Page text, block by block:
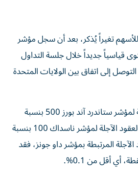
تغيراً يُذكر، بعد أن سجل مؤشر
قياسياً جديداً خلال جلسة التداول
إلى اتفاق بين الولايات المتحدة
انخفضت العقود الآجلة لمؤشر ستاندرد آند بورز 500 بنسبة
0.1%، بينما تراجعت العقود الآجلة لمؤشر ناسداك 100 بنسبة
الآجلة المرتبطة بمؤشر داو جونز، فقد